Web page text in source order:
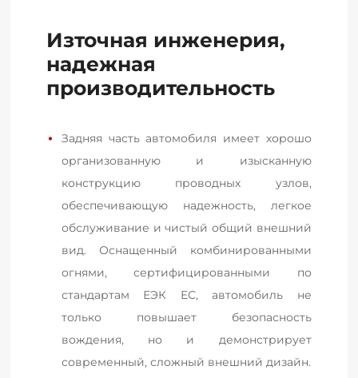
Източная инженерия,
надежная
производительность
Задняя часть автомобиля имеет хорошо
организованную и изысканную
конструкцию проводных узлов,
обеспечивающую надежность, легкое
обслуживание и чистый общий внешний
вид. Оснащенный комбинированными
огнями, сертифицированными по
стандартам ЕЭК ЕС, автомобиль не
только повышает безопасность
вождения, но и демонстрирует
современный, сложный внешний дизайн.